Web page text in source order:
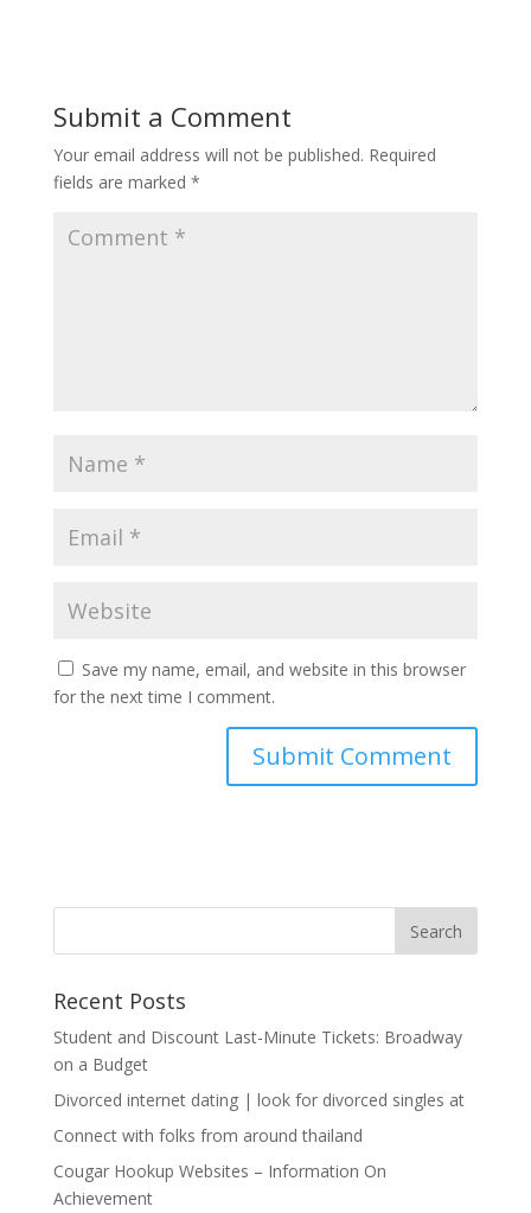
Submit a Comment
Your email address will not be published. Required
fields are marked *
Save my name, email, and website in this browser
for the next time I comment.
Recent Posts
Student and Discount Last-Minute Tickets: Broadway
on a Budget
Divorced internet dating | look for divorced singles at
Connect with folks from around thailand
Cougar Hookup Websites – Information On
Achievement